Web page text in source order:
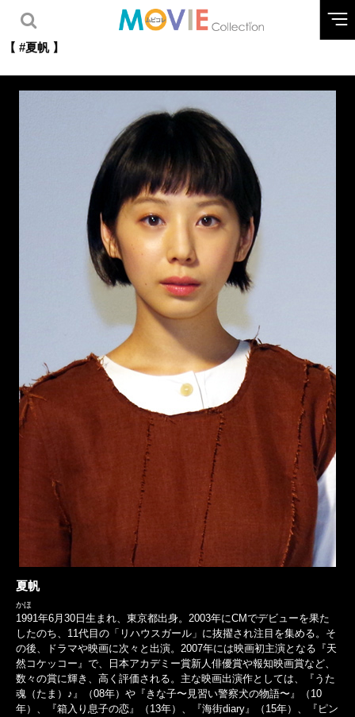
【 #夏帆 】
夏帆
かほ
1991年6月30日生まれ、東京都出身。2003年にCMでデビューを果た
したのち、11代目の「リハウスガール」に抜擢され注目を集める。そ
の後、ドラマや映画に次々と出演。2007年には映画初主演となる『天
然コケッコー』で、日本アカデミー賞新人俳優賞や報知映画賞など、
数々の賞に輝き、高く評価される。主な映画出演作としては、『うた
魂（たま）♪』（08年）や『きな子〜見習い警察犬の物語〜』（10
年）、『箱入り息子の恋』（13年）、『海街diary』（15年）、『ピン